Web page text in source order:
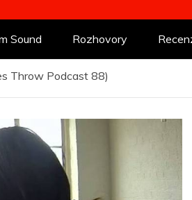
Sound Rozhovory
Throw Podcast 88)